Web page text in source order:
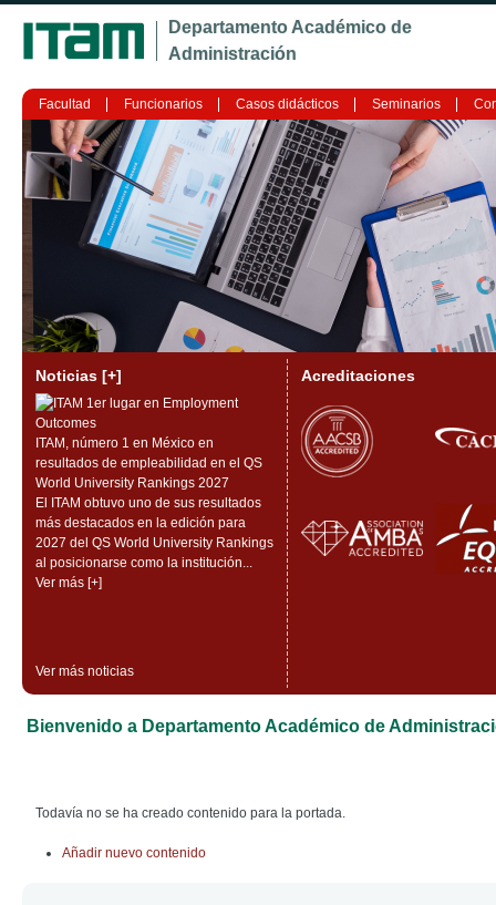
Departamento Académico de
Administración
Facultad Funcionarios Casos didácticos Seminarios
Noticias [+]
ITAM, número 1 en México en
resultados de empleabilidad en el QS
World University Rankings 2027
El ITAM obtuvo uno de sus resultados
más destacados en la edición para
2027 del QS World University Rankings
al posicionarse como la institución...
Ver más [+]
Ver más noticias
Acreditaciones
Bienvenido a Departamento Académico de
Todavía no se ha creado contenido para la portada.
Añadir nuevo contenido